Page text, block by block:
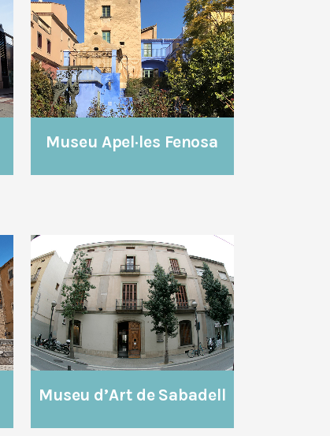
VEURE
Museu Apel·les Fenosa
VEURE
Museu d’Art de Sabadell